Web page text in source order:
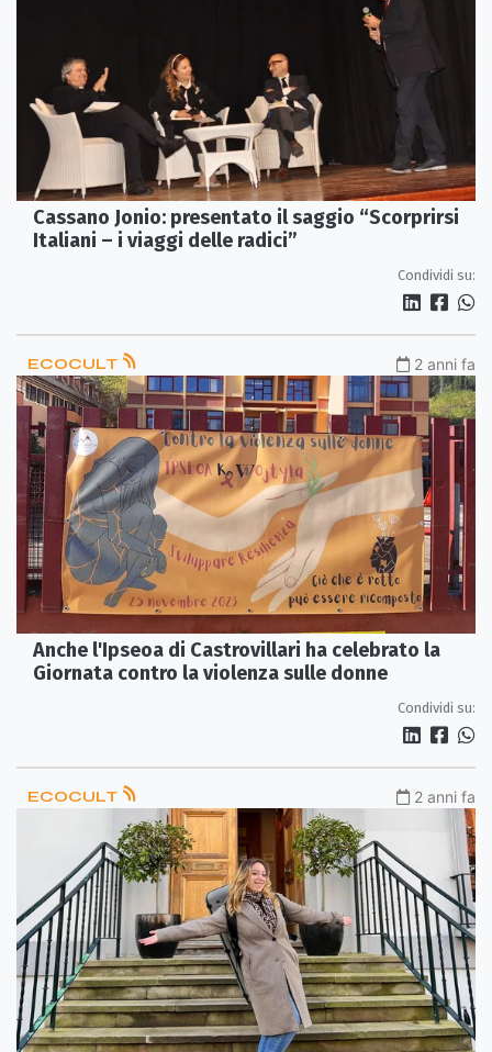
Cassano Jonio: presentato il saggio “Scorprirsi
Italiani – i viaggi delle radici”
Condividi su:
ECOCULT 2 anni fa
Anche l'Ipseoa di Castrovillari ha celebrato la
Giornata contro la violenza sulle donne
Condividi su:
ECOCULT 2 anni fa